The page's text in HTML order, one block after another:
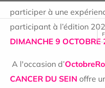
participer à une
participant à l’édition
DIMANCHE 9 OCTOBRE
A l'occasion d’
CANCER DU SEIN offre